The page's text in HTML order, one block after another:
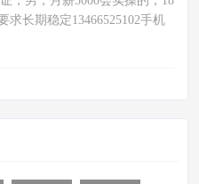
求长期稳定️13466525102手机